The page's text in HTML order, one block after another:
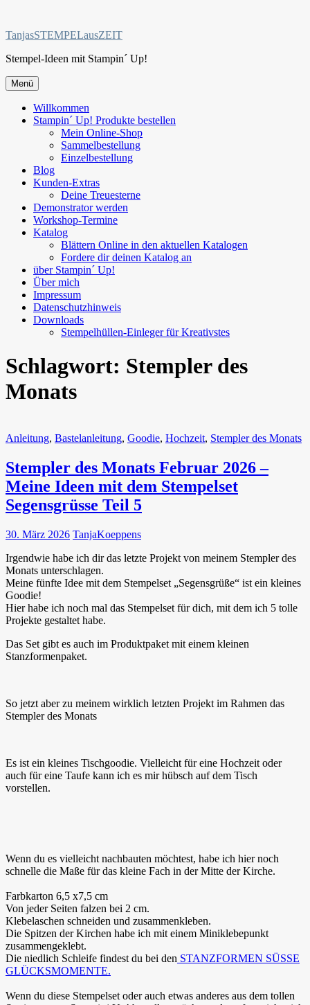
springen
TanjasSTEMPELausZEIT
Stempel-Ideen mit Stampin´ Up!
Menü
Willkommen
Stampin´ Up! Produkte bestellen
Mein Online-Shop
Sammelbestellung
Einzelbestellung
Blog
Kunden-Extras
Deine Treuesterne
Demonstrator werden
Workshop-Termine
Katalog
Blättern Online in den aktuellen Katalogen
Fordere dir deinen Katalog an
über Stampin´ Up!
Über mich
Impressum
Datenschutzhinweis
Downloads
Stempelhüllen-Einleger für Kreativstes
Schlagwort: Stempler des
Monats
Anleitung, Bastelanleitung, Goodie, Hochzeit, Stempler des Monats
Stempler des Monats Februar 2026 –
Meine Ideen mit dem Stempelset
Segensgrüsse Teil 5
30. März 2026 TanjaKoeppens
Irgendwie habe ich dir das letzte Projekt von meinem Stempler des
Monats unterschlagen.
Meine fünfte Idee mit dem Stempelset „Segensgrüße“ ist ein kleines
Goodie!
Hier habe ich noch mal das Stempelset für dich, mit dem ich 5 tolle
Projekte gestaltet habe.
Das Set gibt es auch im Produktpaket mit einem kleinen
Stanzformenpaket.
So jetzt aber zu meinem wirklich letzten Projekt im Rahmen das
Stempler des Monats
Es ist ein kleines Tischgoodie. Vielleicht für eine Hochzeit oder
auch für eine Taufe kann ich es mir hübsch auf dem Tisch
vorstellen.
Wenn du es vielleicht nachbauten möchtest, habe ich hier noch
schnelle die Maße für das kleine Fach in der Mitte der Kirche.
Farbkarton 6,5 x7,5 cm
Von jeder Seiten falzen bei 2 cm.
Klebelaschen schneiden und zusammenkleben.
Die Spitzen der Kirchen habe ich mit einem Miniklebepunkt
zusammengeklebt.
Die niedlich Schleife findest du bei den STANZFORMEN SÜSSE
GLÜCKSMOMENTE.
Wenn du diese Stempelset oder auch etwas anderes aus dem tollen